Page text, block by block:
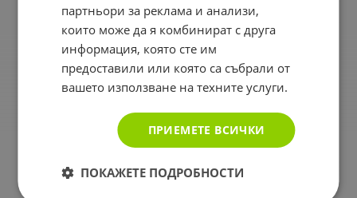
Общи условия за ползване
Политиката за поверителност
Политика за използване на бисквитки
При възникване на спор, свързан с покупка онлайн,
Вашите права
партньори за реклама и анализи,
които може да я комбинират с друга
информация, която сте им
предоставили или която са събрали от
вашето използване на техните услуги.
ПРИЕМЕТЕ ВСИЧКИ
ПОКАЖЕТЕ ПОДРОБНОСТИ